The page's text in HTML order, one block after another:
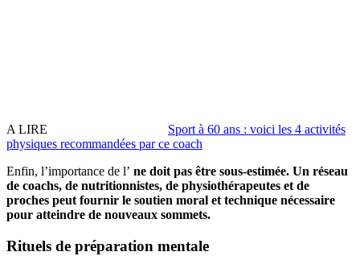
A LIRE
Sport à 60 ans : voici les 4 activités
physiques recommandées par ce coach
Enfin, l’importance de l’ ne doit pas être sous-estimée. Un réseau
de coachs, de nutritionnistes, de physiothérapeutes et de
proches peut fournir le soutien moral et technique nécessaire
pour atteindre de nouveaux sommets.
Rituels de préparation mentale